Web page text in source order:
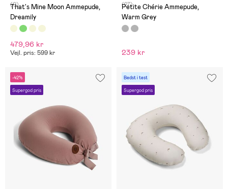
(0)
That's Mine Moon Ammepude,
Dreamily
479,96 kr
Vejl. pris: 599 kr
(27)
Petite Chérie Ammepude,
Warm Grey
239 kr
-42%
Supergod pris
Bedst i test
Supergod pris